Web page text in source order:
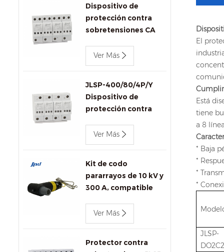
Dispositivo de
protección contra
sobretensiones CA
400/100/4P de 400 V
y 100 kA
Ver Más
JLSP-400/80/4P/Y
Dispositivo de
protección contra
Jinli de 400 V y 80 kA
con señalización
Ver Más
Kit de codo
pararrayos de 10 kV y
300 A, compatible
transformadores y
conectores.
Ver Más
Protector contra
El
Está
tiene
a 8
* Baja
*
*
*
JLSP-